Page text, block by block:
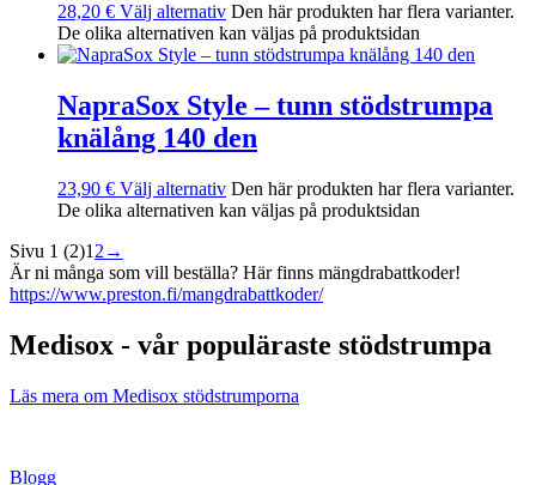
28,20 € Välj alternativ Den här produkten har flera varianter.
De olika alternativen kan väljas på produktsidan
NapraSox Style – tunn stödstrumpa
knälång 140 den
23,90 € Välj alternativ Den här produkten har flera varianter.
De olika alternativen kan väljas på produktsidan
Sivu 1 (2)1 2 →
Är ni många som vill beställa? Här finns mängdrabattkoder!
https://www.preston.fi/mangdrabattkoder/
Medisox - vår populäraste stödstrumpa
Läs mera om Medisox stödstrumporna
Blogg